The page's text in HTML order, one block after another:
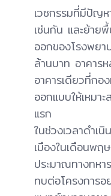
เวชกรรมที่มีปัญ
เช่นกัน และย้าย
ออกของโรงพย
ล้านบาท อาคาร
อาคารเดียวที่กอ
ออกแบบให้เหมา
แรก
ในช่วงเวลาดำเ
เมืองในเดือนพ
ประมาณทางทห
ทบต่อโครงการ